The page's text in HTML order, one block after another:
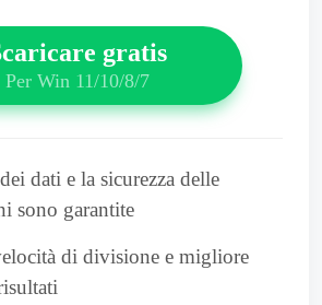
gratis
Per Win 11/10/8/7
dati e la sicurezza delle
sono garantite
di divisione e migliore